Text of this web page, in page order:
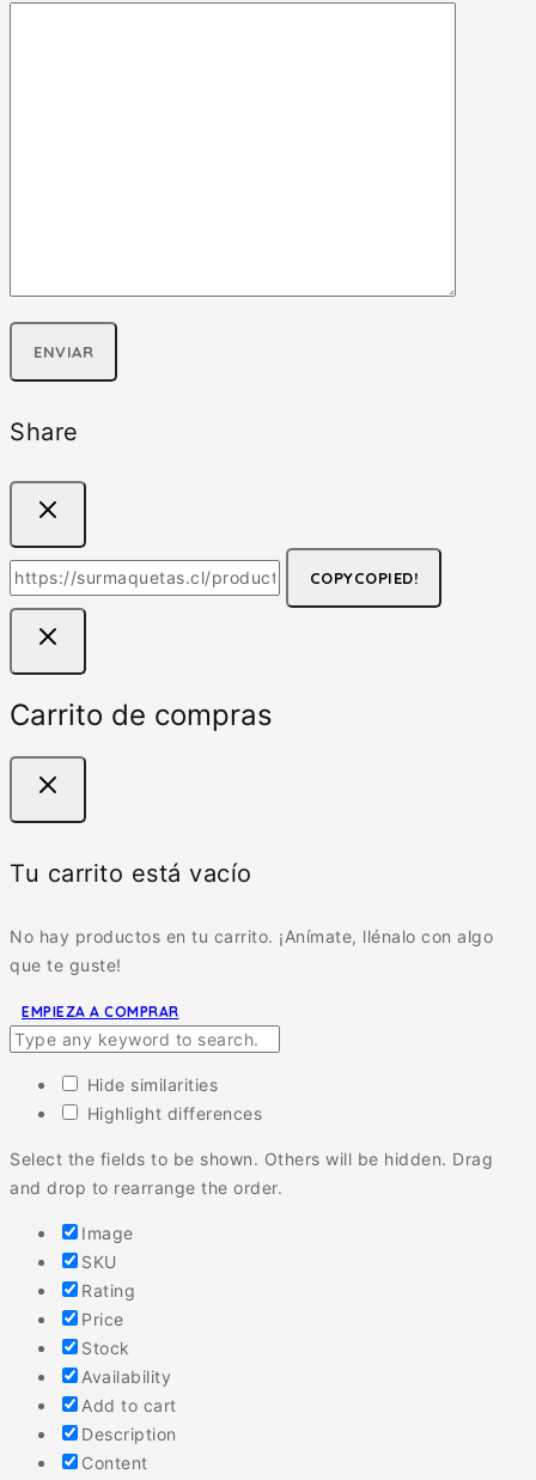
Share
COPYCOPIED!
Carrito de compras
Tu carrito está vacío
No hay productos en tu carrito. ¡Anímate, llénalo con algo
que te guste!
EMPIEZA A COMPRAR
Hide similarities
Highlight differences
Select the fields to be shown. Others will be hidden. Drag
and drop to rearrange the order.
Image
SKU
Rating
Price
Stock
Availability
Add to cart
Description
Content